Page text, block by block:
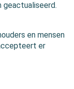
geactualiseerd.
en mensen
er